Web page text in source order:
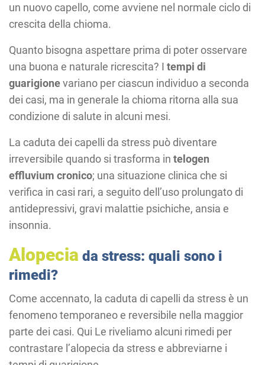
un nuovo capello, come avviene nel normale ciclo di
crescita della chioma.
Quanto bisogna aspettare prima di poter osservare
una buona e naturale ricrescita? I tempi di
guarigionevariano per ciascun individuo a seconda
dei casi, ma in generale la chioma ritorna alla sua
condizione di salute in alcuni mesi.
La caduta dei capelli da stress può diventare
irreversibile quando si trasforma in telogen
effluvium cronico; una situazione clinica che si
verifica in casi rari, a seguito dell’uso prolungato di
antidepressivi, gravi malattie psichiche, ansia e
insonnia.
Alopecia da stress: quali sono i
rimedi?
Come accennato, la caduta di capelli da stress è un
fenomeno temporaneo e reversibile nella maggior
parte dei casi. Qui Le riveliamo alcuni rimedi per
contrastare l’alopecia da stress e abbreviarne i